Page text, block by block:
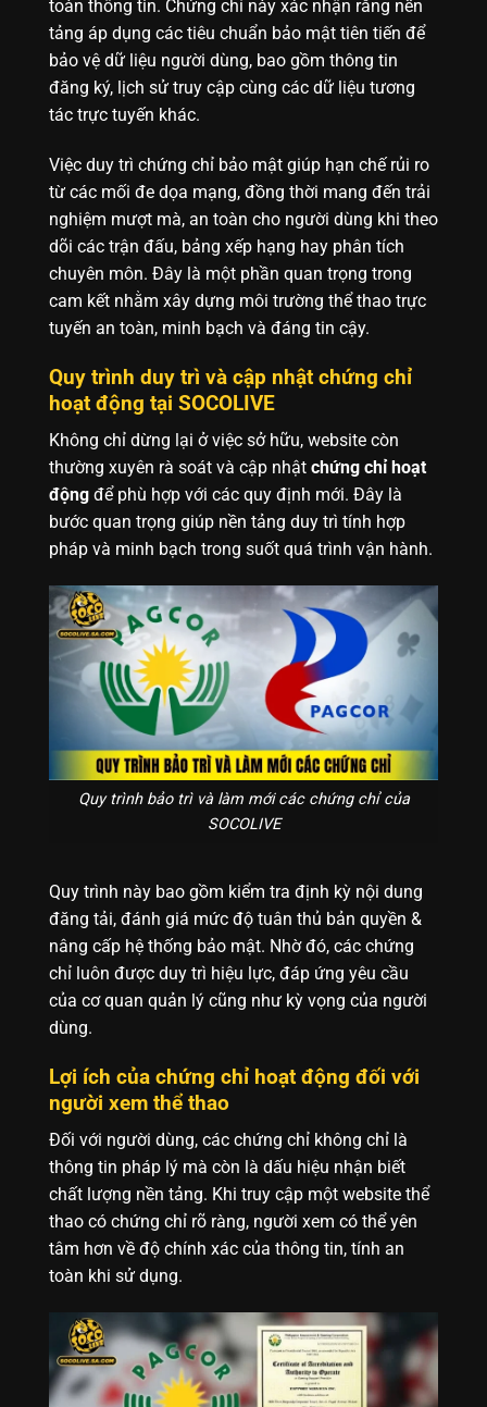
toàn thông tin. Chứng chỉ này xác nhận rằng nền
tảng áp dụng các tiêu chuẩn bảo mật tiên tiến để
bảo vệ dữ liệu người dùng, bao gồm thông tin
đăng ký, lịch sử truy cập cùng các dữ liệu tương
tác trực tuyến khác.
Việc duy trì chứng chỉ bảo mật giúp hạn chế rủi ro
từ các mối đe dọa mạng, đồng thời mang đến trải
nghiệm mượt mà, an toàn cho người dùng khi theo
dõi các trận đấu, bảng xếp hạng hay phân tích
chuyên môn. Đây là một phần quan trọng trong
cam kết nhằm xây dựng môi trường thể thao trực
tuyến an toàn, minh bạch và đáng tin cậy.
Quy trình duy trì và cập nhật chứng chỉ
hoạt động tại SOCOLIVE
Không chỉ dừng lại ở việc sở hữu, website còn
thường xuyên rà soát và cập nhật chứng chỉ hoạt
động để phù hợp với các quy định mới. Đây là
bước quan trọng giúp nền tảng duy trì tính hợp
pháp và minh bạch trong suốt quá trình vận hành.
Quy trình bảo trì và làm mới các chứng chỉ của
SOCOLIVE
Quy trình này bao gồm kiểm tra định kỳ nội dung
đăng tải, đánh giá mức độ tuân thủ bản quyền &
nâng cấp hệ thống bảo mật. Nhờ đó, các chứng
chỉ luôn được duy trì hiệu lực, đáp ứng yêu cầu
của cơ quan quản lý cũng như kỳ vọng của người
dùng.
Lợi ích của chứng chỉ hoạt động đối với
người xem thể thao
Đối với người dùng, các chứng chỉ không chỉ là
thông tin pháp lý mà còn là dấu hiệu nhận biết
chất lượng nền tảng. Khi truy cập một website thể
thao có chứng chỉ rõ ràng, người xem có thể yên
tâm hơn về độ chính xác của thông tin, tính an
toàn khi sử dụng.